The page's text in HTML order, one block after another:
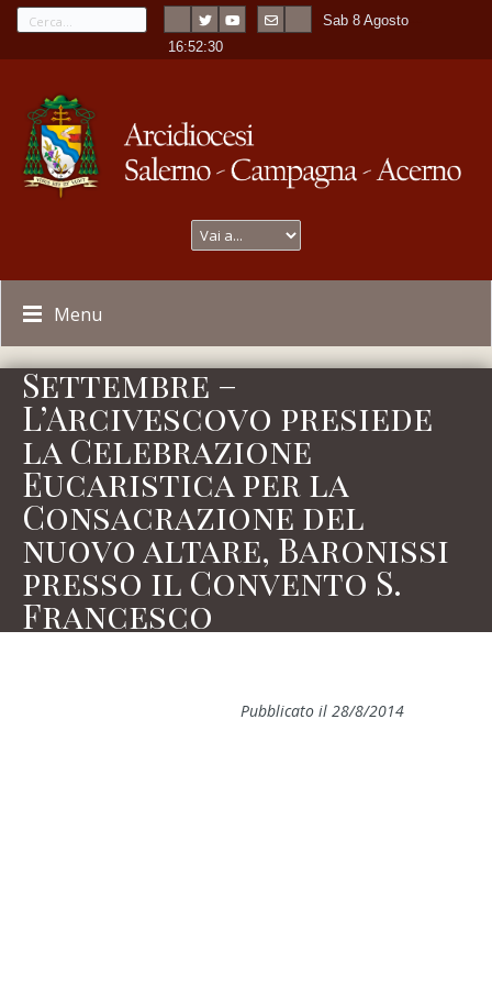
Sab 8 Agosto
16:52:30
Menu
Settembre –
L’Arcivescovo presiede
la Celebrazione
Eucaristica per la
Consacrazione del
nuovo altare, Baronissi
presso il Convento S.
Francesco
Pubblicato il 28/8/2014